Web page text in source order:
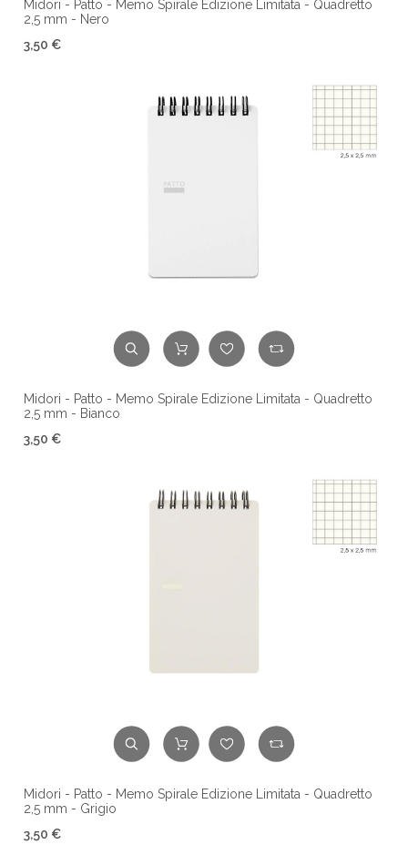
Midori - Patto - Memo Spirale Edizione Limitata - Quadretto
2,5 mm - Nero
3,50 €
Midori - Patto - Memo Spirale Edizione Limitata - Quadretto
2,5 mm - Bianco
3,50 €
Midori - Patto - Memo Spirale Edizione Limitata - Quadretto
2,5 mm - Grigio
3,50 €